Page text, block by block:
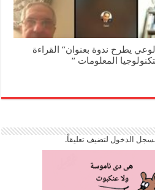
يطرح ندوة بعنوان” القراءة
المعلومات “
الدخوللتضيف تعليقاً.